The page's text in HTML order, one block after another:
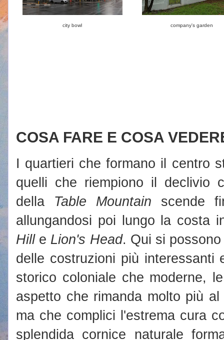
city bowl company's garden
COSA FARE E COSA
I quartieri che formano il centro
quelli che riempiono il declivio
della Table Mountain scende
allungandosi poi lungo la costa
Hille Lion's Head. Qui si
delle costruzioni più interessanti
storico coloniale che moderne,
aspetto che rimanda molto più
ma che complici l'estrema cura
splendida cornice naturale